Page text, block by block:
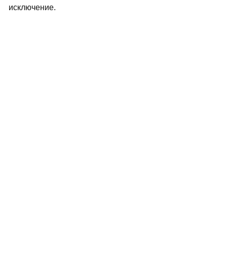
исключение.